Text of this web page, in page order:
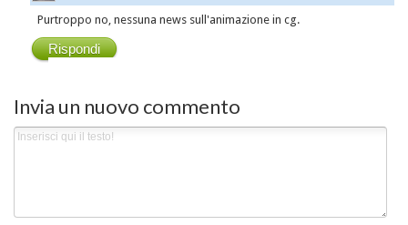
Purtroppo no, nessuna news sull'animazione in cg.
Rispondi
Invia un nuovo commento